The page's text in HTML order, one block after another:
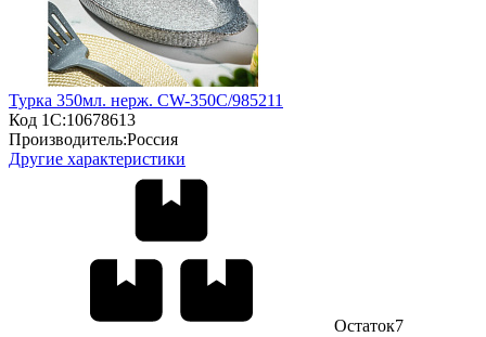
Турка 350мл. нерж. CW-350C/985211
Код 1С:10678613
Производитель:Россия
Другие характеристики
Остаток7